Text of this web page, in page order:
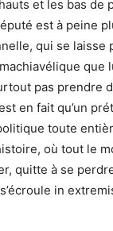
et les bas de
est à peine
qui se laisse
pas prendre
en fait qu’un
toute
où tout le
quitte à se
in